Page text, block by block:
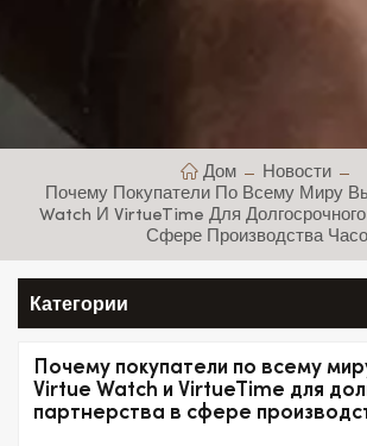
Дом
Новости
Почему Покупатели По Всему Миру
Watch И VirtueTime Для
Сфере Производства
Категории
Почему покупатели по всему
Virtue Watch и VirtueTime для
партнерства в сфере